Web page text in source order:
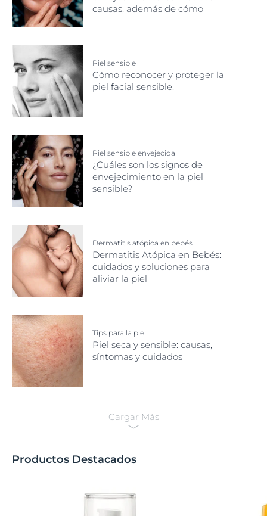
causas, además de cómo
Piel sensible
Cómo reconocer y proteger la
piel facial sensible.
Piel sensible envejecida
¿Cuáles son los signos de
envejecimiento en la piel
sensible?
Dermatitis atópica en bebés
Dermatitis Atópica en Bebés:
cuidados y soluciones para
aliviar la piel
Tips para la piel
Piel seca y sensible: causas,
síntomas y cuidados
Cargar Más
Productos Destacados